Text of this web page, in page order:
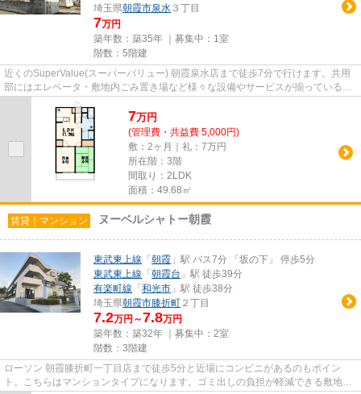
埼玉県朝霞市泉水 ３丁目
7万円
築年数：築35年 ｜募集中： 1室
階数：5階建
近くのSuperValue(スーパーバリュー) 朝霞泉水店まで徒歩7分で行けます。共用
部にはエレベータ・敷地内ごみ置き場など様々な設備やサービスが揃っているの
で便利です。空気の入れ替え...
7万円
(管理費・共益費 5,000円)
敷：2ヶ月｜礼：7万円
所在階：3階
間取り：2LDK
面積：49.68㎡
賃貸｜マンション ヌーベルシャトー朝霞
東武東上線 「 朝霞 」駅 バス7分 「坂の下」 停歩5分
東武東上線 「 朝霞台 」駅 徒歩39分
有楽町線 「 和光市 」駅 徒歩38分
埼玉県朝霞市膝折町 ２丁目
7.2万円～7.8万円
築年数：築32年 ｜募集中： 2室
階数：3階建
ローソン 朝霞膝折町一丁目店まで徒歩5分と近場にコンビニがあるのもポイン
ト。こちらはマンションタイプになります。ゴミ出しの負担が軽減できる敷地内